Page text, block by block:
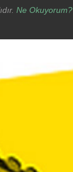
Ne Okuyorum?